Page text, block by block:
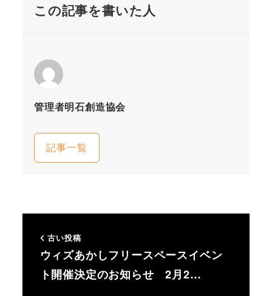
この記事を書いた人
管理者明石創造協会
記事一覧
古い投稿
ウィズあかしフリースペースイベン
ト開催決定のお知らせ 2月2…